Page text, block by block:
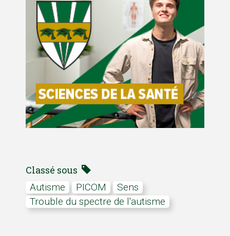
Classé sous
autisme PICOM
sens
Trouble du spectre de l'autisme